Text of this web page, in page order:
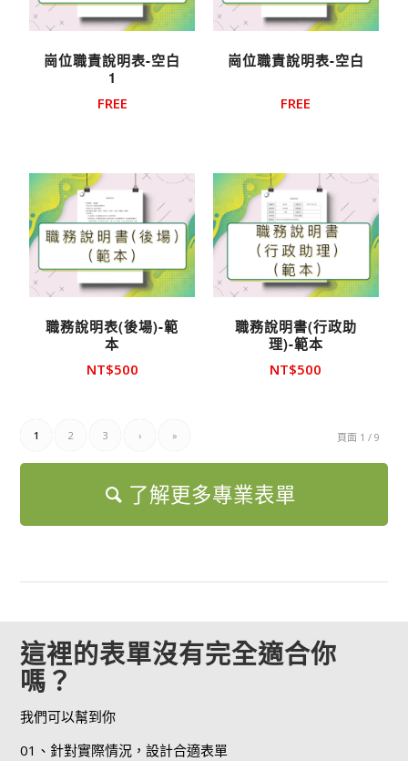
崗位職責說明表-空白
1
FREE
崗位職責說明表-空白
FREE
職務說明表(後場)-範
本
NT$500
職務說明書(行政助
理)-範本
NT$500
頁面 1 / 9
1 2 3 › »
了解更多專業表單
這裡的表單沒有完全適合你
嗎？
我們可以幫到你
01、針對實際情況，設計合適表單